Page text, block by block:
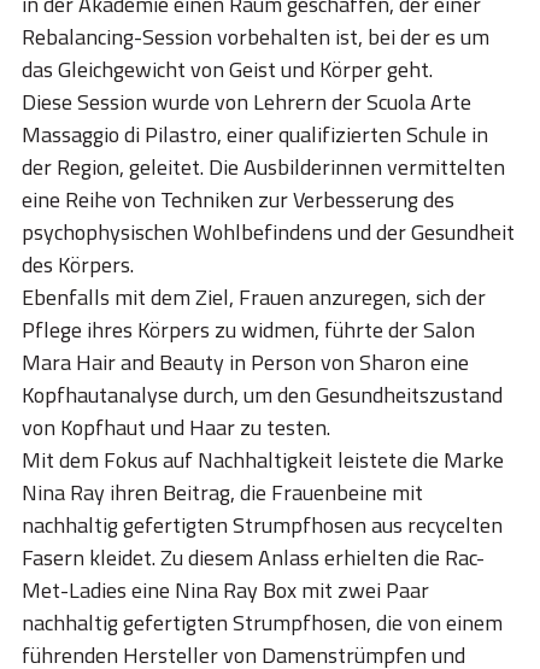
DOWNLOAD
Rebalancing-Session vorbehalten ist, bei der es um
das Gleichgewicht von Geist und Körper geht.
Diese Session wurde von Lehrern der Scuola Arte
Massaggio di Pilastro, einer qualifizierten Schule in
der Region, geleitet. Die Ausbilderinnen vermittelten
eine Reihe von Techniken zur Verbesserung des
psychophysischen Wohlbefindens und der Gesundheit
des Körpers.
Ebenfalls mit dem Ziel, Frauen anzuregen, sich der
Pflege ihres Körpers zu widmen, führte der Salon
Mara Hair and Beauty in Person von Sharon eine
Kopfhautanalyse durch, um den Gesundheitszustand
von Kopfhaut und Haar zu testen.
Mit dem Fokus auf Nachhaltigkeit leistete die Marke
Nina Ray ihren Beitrag, die Frauenbeine mit
nachhaltig gefertigten Strumpfhosen aus recycelten
Fasern kleidet. Zu diesem Anlass erhielten die Rac-
Met-Ladies eine Nina Ray Box mit zwei Paar
nachhaltig gefertigten Strumpfhosen, die von einem
führenden Hersteller von Damenstrümpfen und